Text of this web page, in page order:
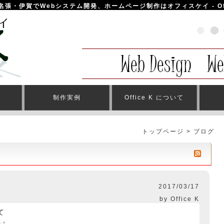
張・伊賀でWebシステム開発、ホームページ制作はオフィスケイ -
制作実例 Office K について
トップページ > ブログ
2017/03/17
by Office K